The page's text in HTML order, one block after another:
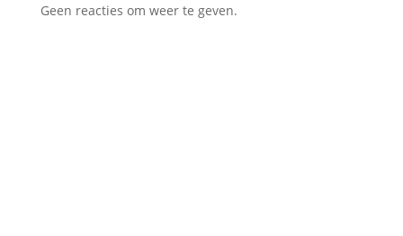
Geen reacties om weer te geven.